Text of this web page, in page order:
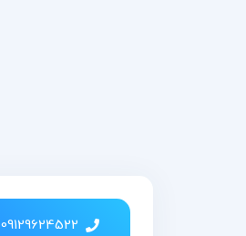
09129624522 خدری